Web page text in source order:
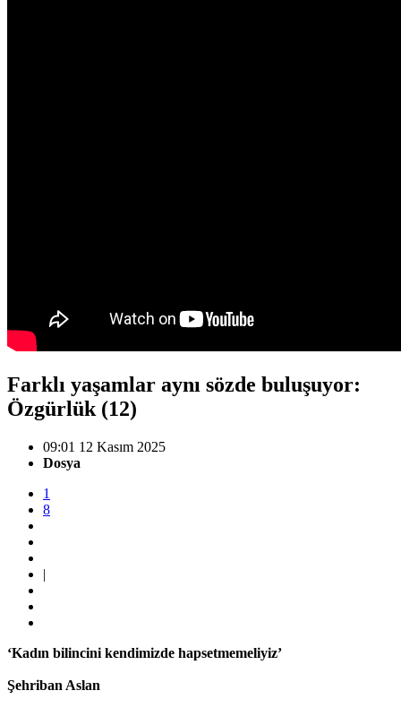
Farklı yaşamlar aynı sözde buluşuyor:
Özgürlük (12)
09:01 12 Kasım 2025
Dosya
1
8
|
‘Kadın bilincini kendimizde hapsetmemeliyiz’
Şehriban Aslan